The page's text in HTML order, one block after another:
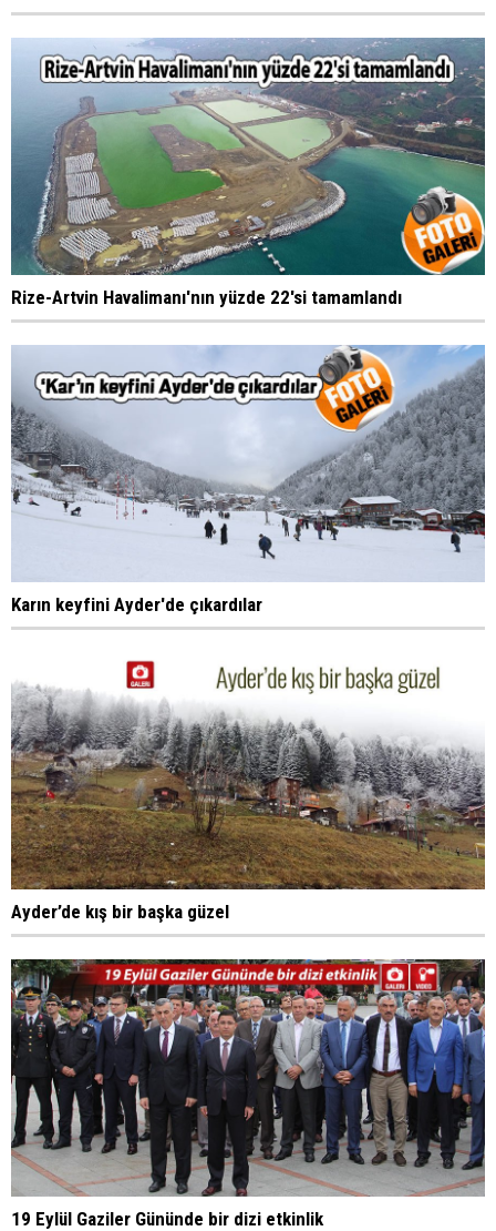
Rize-Artvin Havalimanı'nın yüzde 22'si tamamlandı
Karın keyfini Ayder'de çıkardılar
Ayder’de kış bir başka güzel
19 Eylül Gaziler Gününde bir dizi etkinlik